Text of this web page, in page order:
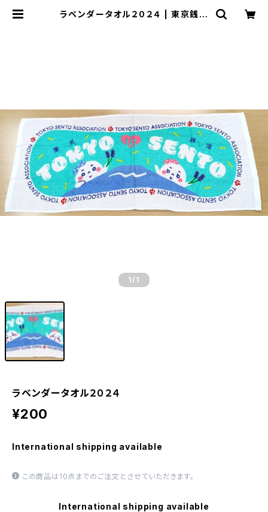
ラベンダータオル２０２４ | 東京銭湯
1 /1
ラベンダータオル２０２４
¥200
International shipping available
この商品は10点までのご注文とさせていただきます。
International shipping available